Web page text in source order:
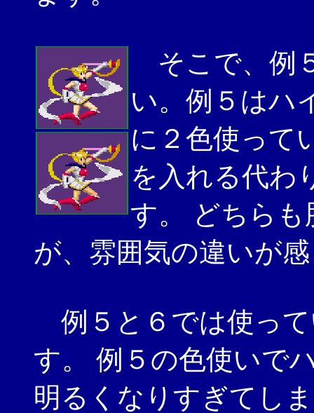
そこで、例
い。例５はハ
に２色使って
を入れる代わ
す。 どちら
が、雰囲気の違いが
例５と６では使っ
す。 例５の色使いで
明るくなりすぎてし